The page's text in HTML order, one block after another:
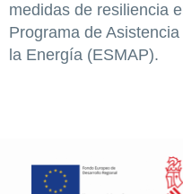
medidas de resiliencia
Programa de
la Energía (ESMAP).